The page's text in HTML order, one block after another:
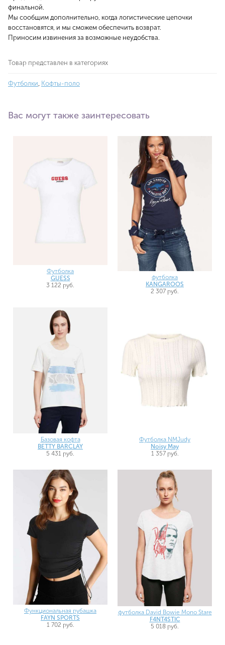
финальной.
Мы сообщим дополнительно, когда логистические цепочки
восстановятся, и мы сможем обеспечить возврат.
Приносим извинения за возможные неудобства.
Товар представлен в категориях
Футболки Кофты-поло
Вас могут также заинтересовать
Футболка
GUESS
3 122 руб.
футболка
KANGAROOS
2 307 руб.
Базовая кофта
BETTY BARCLAY
5 431 руб.
Футболка NMJudy
Noisy May
1 357 руб.
Функциональная рубашка
FAYN SPORTS
1 702 руб.
футболка David Bowie Mono Stare
F4NT4STIC
5 018 руб.